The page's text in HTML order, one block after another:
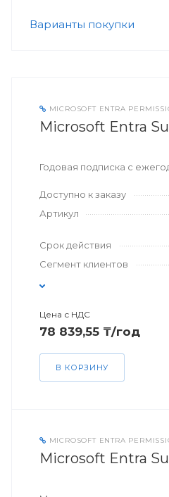
Варианты покупки
MICROSOFT ENTRA
Microsoft Entra
Годовая подписка с
Доступно к заказу
Артикул
Срок действия
Сегмент клиентов
Цена с НДС
78 839,55 ₸/год
В КОРЗИНУ
MICROSOFT ENTRA
Microsoft Entra